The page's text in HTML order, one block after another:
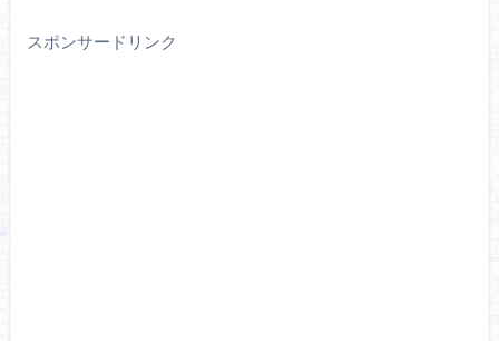
スポンサードリンク